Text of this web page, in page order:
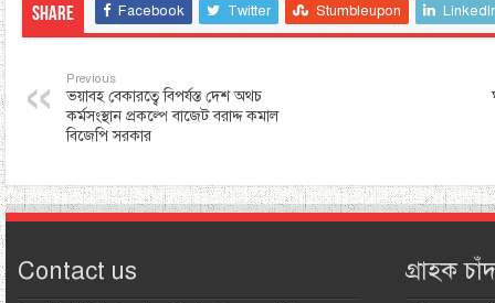
Share Facebook Twitter Stumbleupon
Previous
ভয়াবহ বেকারত্বে বিপর্যস্ত দেশ অথচ
কর্মসংস্থান প্রকল্পে বাজেট বরাদ্দ কমাল
বিজেপি সরকার
Contact us গ্রাহক